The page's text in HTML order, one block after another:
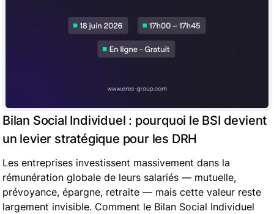
Bilan Social Individuel : pourquoi le BSI devient
un levier stratégique pour les DRH
Les entreprises investissent massivement dans la
rémunération globale de leurs salariés — mutuelle,
prévoyance, épargne, retraite — mais cette valeur reste
largement invisible. Comment le Bilan Social Individuel